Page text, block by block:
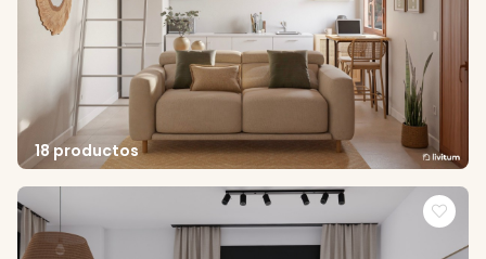
18 productos